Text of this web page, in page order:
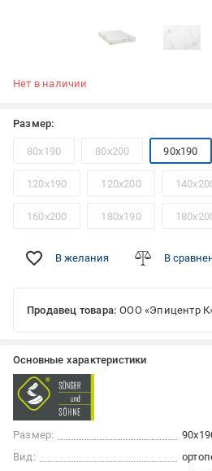
Нет в наличии
Размер:
80x190 80x200 90x190
120x190 120x200
160x200 180x190
В желания В
Продавец товара: ООО «Эпицентр
Основные характеристики
Размер:
Вид: